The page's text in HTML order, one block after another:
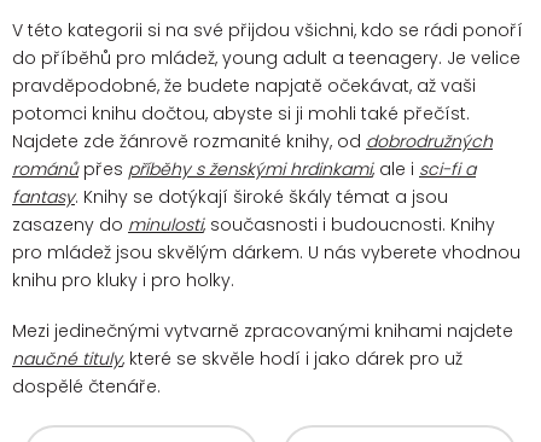
V této kategorii si na své přijdou všichni, kdo se rádi ponoří
do příběhů pro mládež, young adult a teenagery. Je velice
pravděpodobné, že budete napjatě očekávat, až vaši
potomci knihu dočtou, abyste si ji mohli také přečíst.
Najdete zde žánrově rozmanité knihy, od dobrodružných
románůpřes příběhy s ženskými hrdinkami, ale i sci-fi a
fantasy. Knihy se dotýkají široké škály témat a jsou
zasazeny do minulosti, současnosti i budoucnosti. Knihy
pro mládež jsou skvělým dárkem. U nás vyberete vhodnou
knihu pro kluky i pro holky.
Mezi jedinečnými vytvarně zpracovanými knihami najdete
naučné tituly, které se skvěle hodí i jako dárek pro už
dospělé čtenáře.